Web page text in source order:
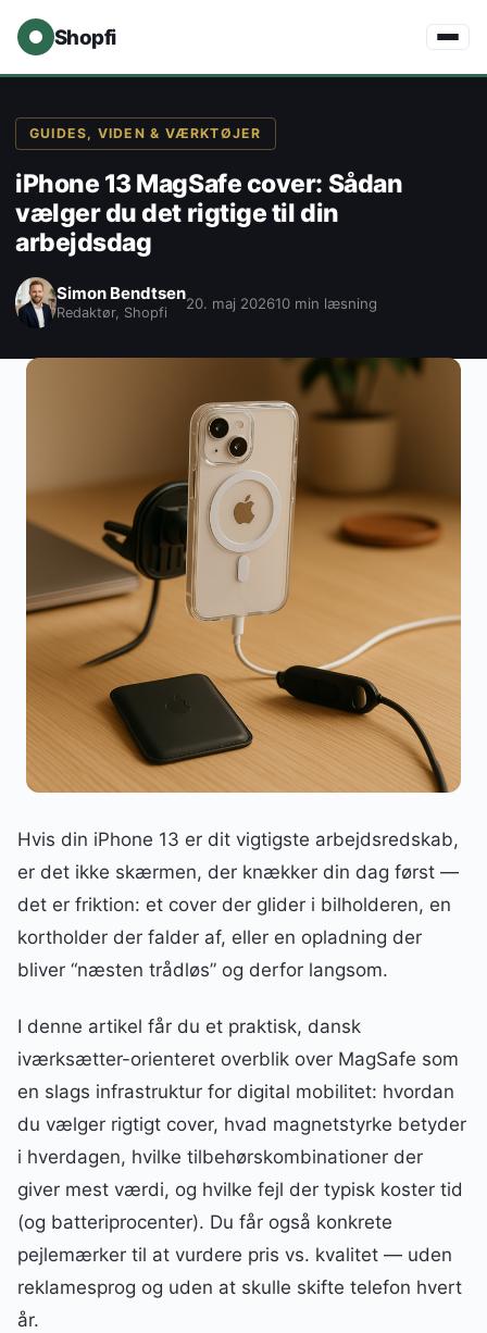
Shopfi
GUIDES, VIDEN & VÆRKTØJER
iPhone 13 MagSafe cover: Sådan
vælger du det rigtige til din
arbejdsdag
Simon Bendtsen
Redaktør, Shopfi
20. maj 202610 min læsning
Hvis din iPhone 13 er dit vigtigste arbejdsredskab,
er det ikke skærmen, der knækker din dag først —
det er friktion: et cover der glider i bilholderen, en
kortholder der falder af, eller en opladning der
bliver “næsten trådløs” og derfor langsom.
I denne artikel får du et praktisk, dansk
iværksætter-orienteret overblik over MagSafe som
en slags infrastruktur for digital mobilitet: hvordan
du vælger rigtigt cover, hvad magnetstyrke betyder
i hverdagen, hvilke tilbehørskombinationer der
giver mest værdi, og hvilke fejl der typisk koster tid
(og batteriprocenter). Du får også konkrete
pejlemærker til at vurdere pris vs. kvalitet — uden
reklamesprog og uden at skulle skifte telefon hvert
år.